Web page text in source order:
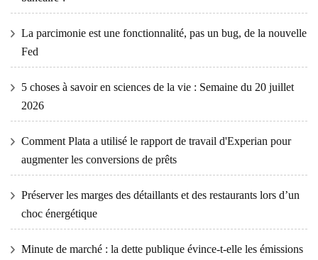
La parcimonie est une fonctionnalité, pas un bug, de la nouvelle
Fed
5 choses à savoir en sciences de la vie : Semaine du 20 juillet
2026
Comment Plata a utilisé le rapport de travail d'Experian pour
augmenter les conversions de prêts
Préserver les marges des détaillants et des restaurants lors d’un
choc énergétique
Minute de marché : la dette publique évince-t-elle les émissions